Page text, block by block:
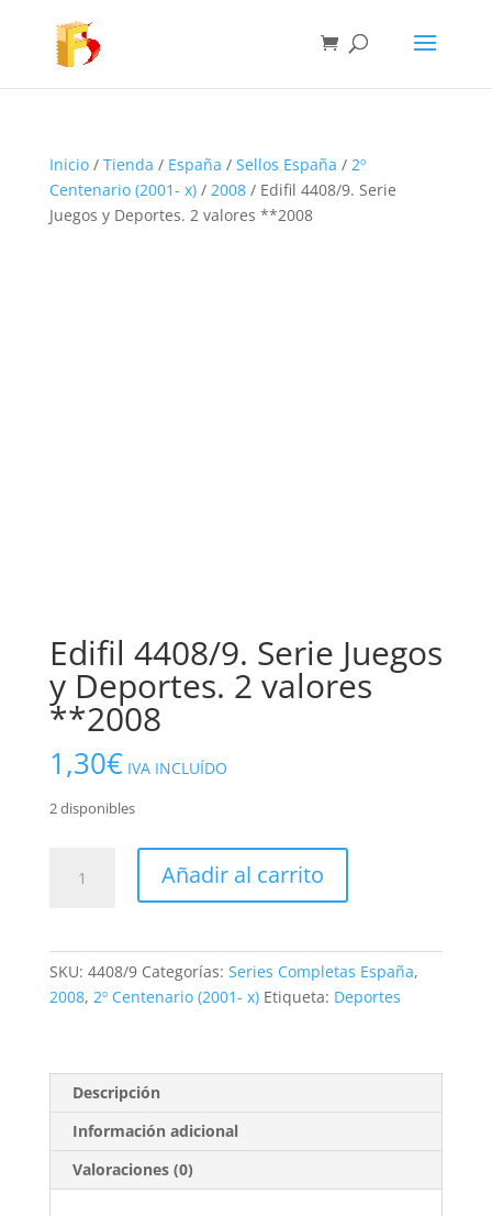
Inicio/ Tienda / España / Sellos España / 2º
Centenario (2001- x)/ 2008/ Edifil 4408/9. Serie
Juegos y Deportes. 2 valores **2008
Edifil 4408/9. Serie Juegos
y Deportes. 2 valores
**2008
1,30€ IVA INCLUÍDO
2 disponibles
4408/9.
cantidad
Añadir al carrito
SKU: 4408/9 Categorías: Series Completas España,
2008, 2º Centenario (2001- x) Etiqueta: Deportes
Descripción
Información adicional
Valoraciones (0)